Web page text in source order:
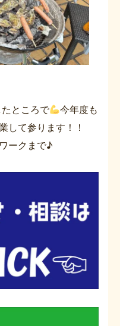
ところで
今年度も
して参ります！！
ークまで♪